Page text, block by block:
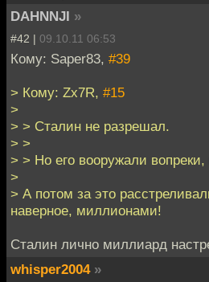
DAHNNJI »
#42 | 09.10.11 06:53
Кому: Saper83, #39
> Кому: Zx7R, #15
>
> > Сталин не разрешал.
> >
> > Но его вооружали вопреки,
>
> А потом за это
наверное, миллионами!
Сталин лично миллиард
whisper2004 »